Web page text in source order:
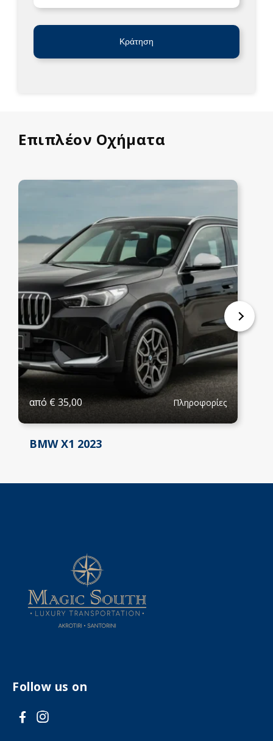
Κράτηση
Επιπλέον Οχήματα
από€35,00 Πληροφορίες
BMW X1 2023
Follow us on
V
V